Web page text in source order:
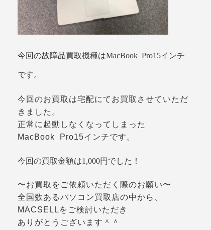
今回の故障品買取機種はMacBook Pro15インチ
です。
今回のお買取は宅配にてお買取させていただ
きました。
正常に起動しなくなってしまった
MacBook Pro15インチです。
今回の買取金額は1,000円でした！
〜お買取をご依頼いただく際のお願い〜
全国数あるパソコン買取店の中から、
MACSELLをご検討いただき
ありがとうございます＾＾